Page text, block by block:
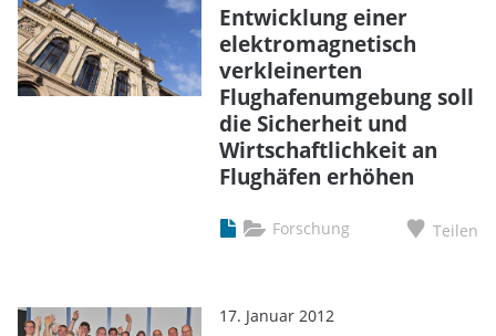
Entwicklung einer
elektromagnetisch
verkleinerten
Flughafenumgebung soll
die Sicherheit und
Wirtschaftlichkeit an
Flughäfen erhöhen
Forschung Teilen
17. Januar 2012